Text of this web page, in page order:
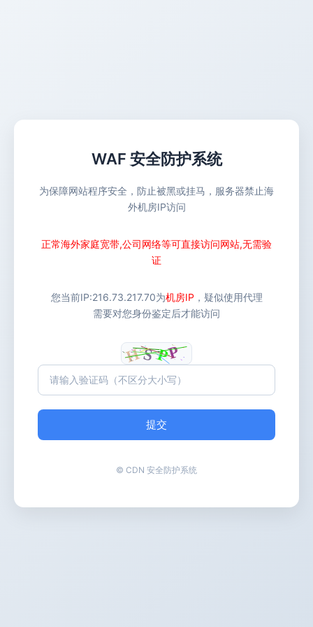
WAF 安全防护系统
为保障网站程序安全，防止被黑或挂马，服务器禁止海
外机房IP访问
正常海外家庭宽带,公司网络等可直接访问网站,无需验
证
您当前IP:216.73.217.70为机房IP ，疑似使用代理
需要对您身份鉴定后才能访问
提交
© CDN 安全防护系统